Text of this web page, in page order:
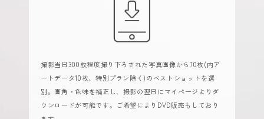
撮影当日300枚程度撮り下ろされた写真画像から70枚(内ア
ートデータ10枚、特別プラン除く)のベストショットを選
別。画角・色味を補正し、撮影の翌日にマイページよりダ
ウンロードが可能です。ご希望によりDVD販売もしており